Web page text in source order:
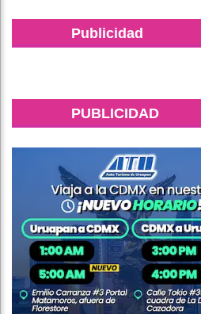
Publicidad
PUBLICIDAD